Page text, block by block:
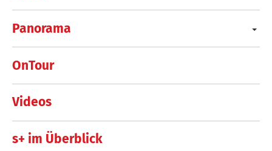
Panorama
OnTour
Videos
s+ im Überblick